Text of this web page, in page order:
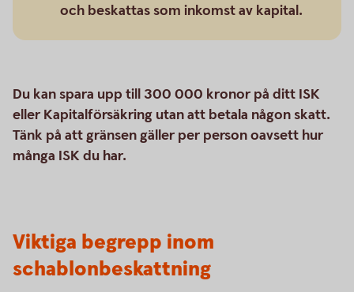
och beskattas som inkomst av kapital.
Du kan spara upp till 300 000 kronor på ditt ISK
eller Kapitalförsäkring utan att betala någon skatt.
Tänk på att gränsen gäller per person oavsett hur
många ISK du har.
Viktiga begrepp inom
schablonbeskattning